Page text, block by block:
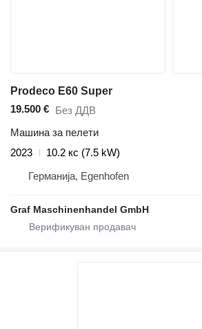
Prodeco E60 Super
19.500 € Без ДДВ
Машина за пелети
2023
10.2 кс (7.5 kW)
Германија, Egenhofen
Graf Maschinenhandel GmbH